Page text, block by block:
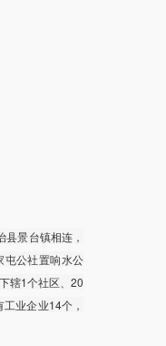
景台镇相连，
屯公社置响水公
辖1个社区、20
业企业14个，